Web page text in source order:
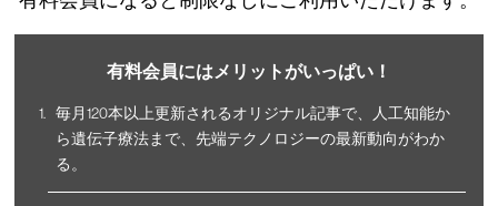
有料会員にはメリットがいっぱい！
毎月120本以上更新されるオリジナル記事で、人工知能か
ら遺伝子療法まで、先端テクノロジーの最新動向がわか
る。